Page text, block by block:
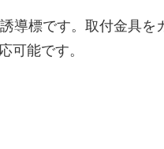
導標です。取付金具
可能です。